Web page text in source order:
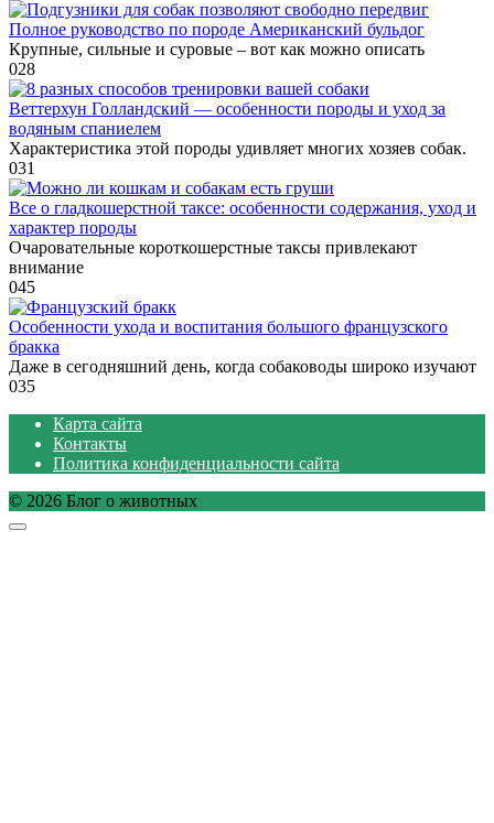
Полное руководство по породе Американский бульдог
Крупные, сильные и суровые – вот как можно описать
028
Веттерхун Голландский — особенности породы и уход за
водяным спаниелем
Характеристика этой породы удивляет многих хозяев собак.
031
Все о гладкошерстной таксе: особенности содержания, уход и
характер породы
Очаровательные короткошерстные таксы привлекают
внимание
045
Особенности ухода и воспитания большого французского
бракка
Даже в сегодняшний день, когда собаководы широко изучают
035
Карта сайта
Контакты
Политика конфиденциальности сайта
© 2026 Блог о животных